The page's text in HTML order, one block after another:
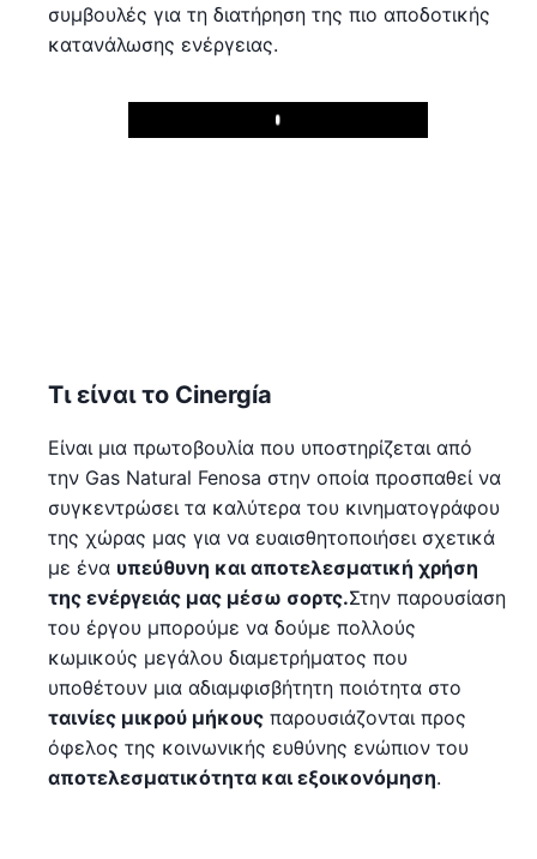
συμβουλές για τη διατήρηση της πιο αποδοτικής
κατανάλωσης ενέργειας.
Play
Τι είναι το Cinergía
Είναι μια πρωτοβουλία που υποστηρίζεται από
την Gas Natural Fenosa στην οποία προσπαθεί να
συγκεντρώσει τα καλύτερα του κινηματογράφου
της χώρας μας για να ευαισθητοποιήσει σχετικά
με ένα υπεύθυνη και αποτελεσματική χρήση
της ενέργειάς μας μέσω σορτς.Στην παρουσίαση
του έργου μπορούμε να δούμε πολλούς
κωμικούς μεγάλου διαμετρήματος που
υποθέτουν μια αδιαμφισβήτητη ποιότητα στο
ταινίες μικρού μήκους παρουσιάζονται προς
όφελος της κοινωνικής ευθύνης ενώπιον του
αποτελεσματικότητα και εξοικονόμηση.